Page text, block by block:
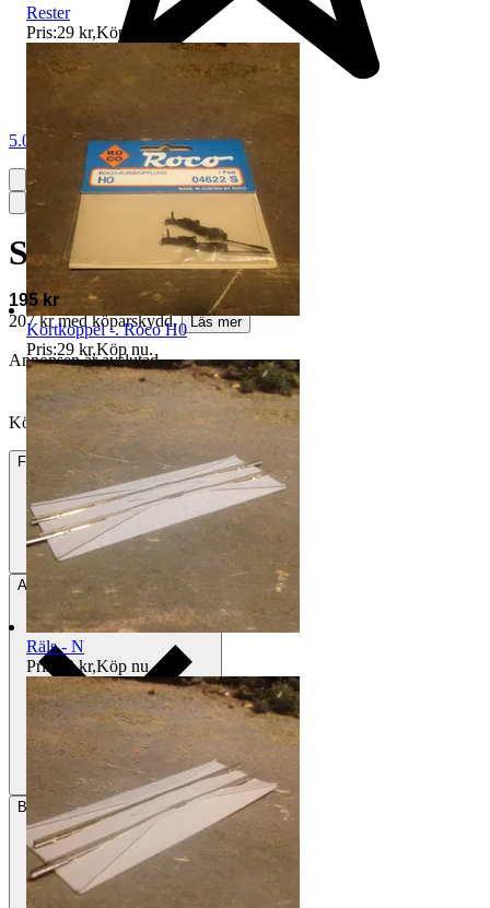
5.0
Station - N
195 kr
207 kr med köparskydd.
Läs mer
Annonsen är avslutad
Köpförfrågan är tyvärr inte tillgänglig.
Frakt Från 49 kr
Avhämtning Rydaholm, Sverige
BetalningVia Tradera
Rester
Pris:29 kr,Köp nu
Kortkoppel -. Roco H0
Pris:29 kr,Köp nu.
Räls - N
Pris:
29 kr,Köp nu.